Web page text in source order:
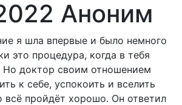
Аноним
я шла впервые и было немного
это процедура, когда в тебя
Но доктор своим отношением
к себе, успокоить и вселить
всё пройдёт хорошо. Он ответил